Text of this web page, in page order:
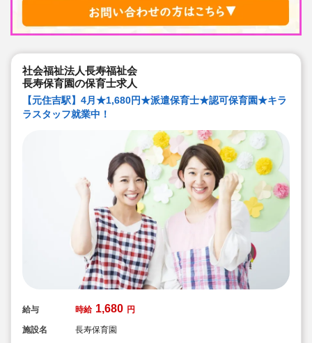
社会福祉法人長寿福祉会
長寿保育園の保育士求人
【元住吉駅】4月★1,680円★派遣保育士★認可保育園★キラ
ラスタッフ就業中！
給与 時給 1,680 円
施設名
長寿保育園